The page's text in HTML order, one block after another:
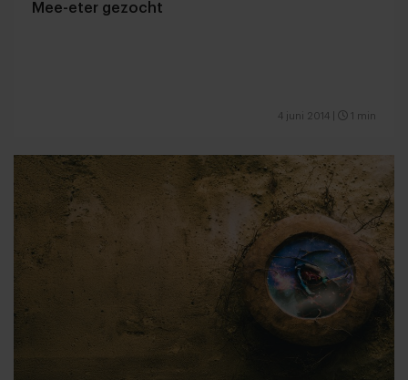
Mee-eter gezocht
4 juni 2014 1 min